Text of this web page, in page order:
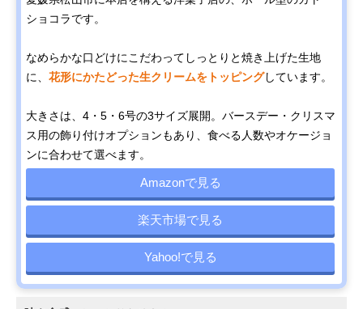
ショコラです。
なめらかな口どけにこだわってしっとりと焼き上げた生地
に、 花形にかたどった生クリームをトッピングしています。
大きさは、4・5・6号の3サイズ展開。バースデー・クリスマ
ス用の飾り付けオプションもあり、食べる人数やオケージョ
ンに合わせて選べます。
Amazonで見る
楽天市場で見る
Yahoo!で見る